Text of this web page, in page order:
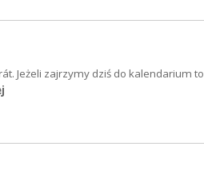
Jeżeli zajrzymy dziś do kalendarium